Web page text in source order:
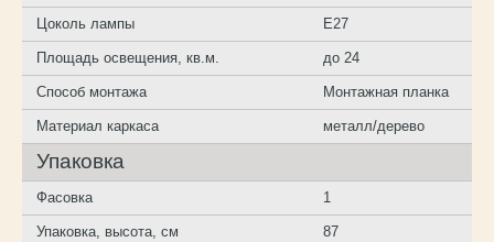
Цоколь лампы E27
Площадь освещения, кв.м. до 24
Способ монтажа Монтажная планка
Материал каркаса металл/дерево
Упаковка
Фасовка 1
Упаковка, высота, см 87